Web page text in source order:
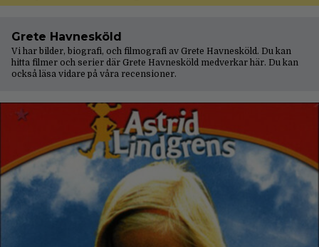
Grete Havnesköld
Vi har bilder, biografi, och filmografi av Grete Havnesköld. Du kan
hitta filmer och serier där Grete Havnesköld medverkar här. Du kan
också läsa vidare på våra recensioner.